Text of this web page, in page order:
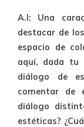
A.I: Una
destacar de
espacio de
aquí, dada tu
diálogo de
comentar de
diálogo
estéticas?